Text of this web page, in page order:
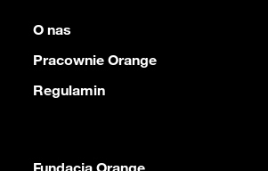
O nas
Pracownie Orange
Regulamin